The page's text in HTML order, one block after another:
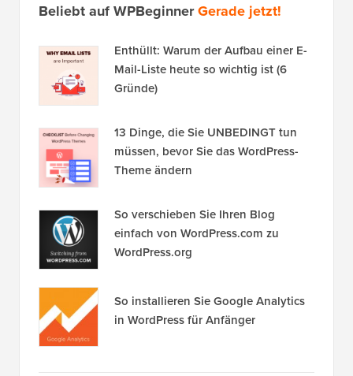
Beliebt auf WPBeginnerGerade jetzt!
Enthüllt: Warum der Aufbau einer E-
Mail-Liste heute so wichtig ist (6
Gründe)
13 Dinge, die Sie UNBEDINGT tun
müssen, bevor Sie das WordPress-
Theme ändern
So verschieben Sie Ihren Blog
einfach von WordPress.com zu
WordPress.org
So installieren Sie Google Analytics
in WordPress für Anfänger